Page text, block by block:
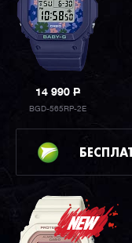
14 990P
BGD-565RP-2E